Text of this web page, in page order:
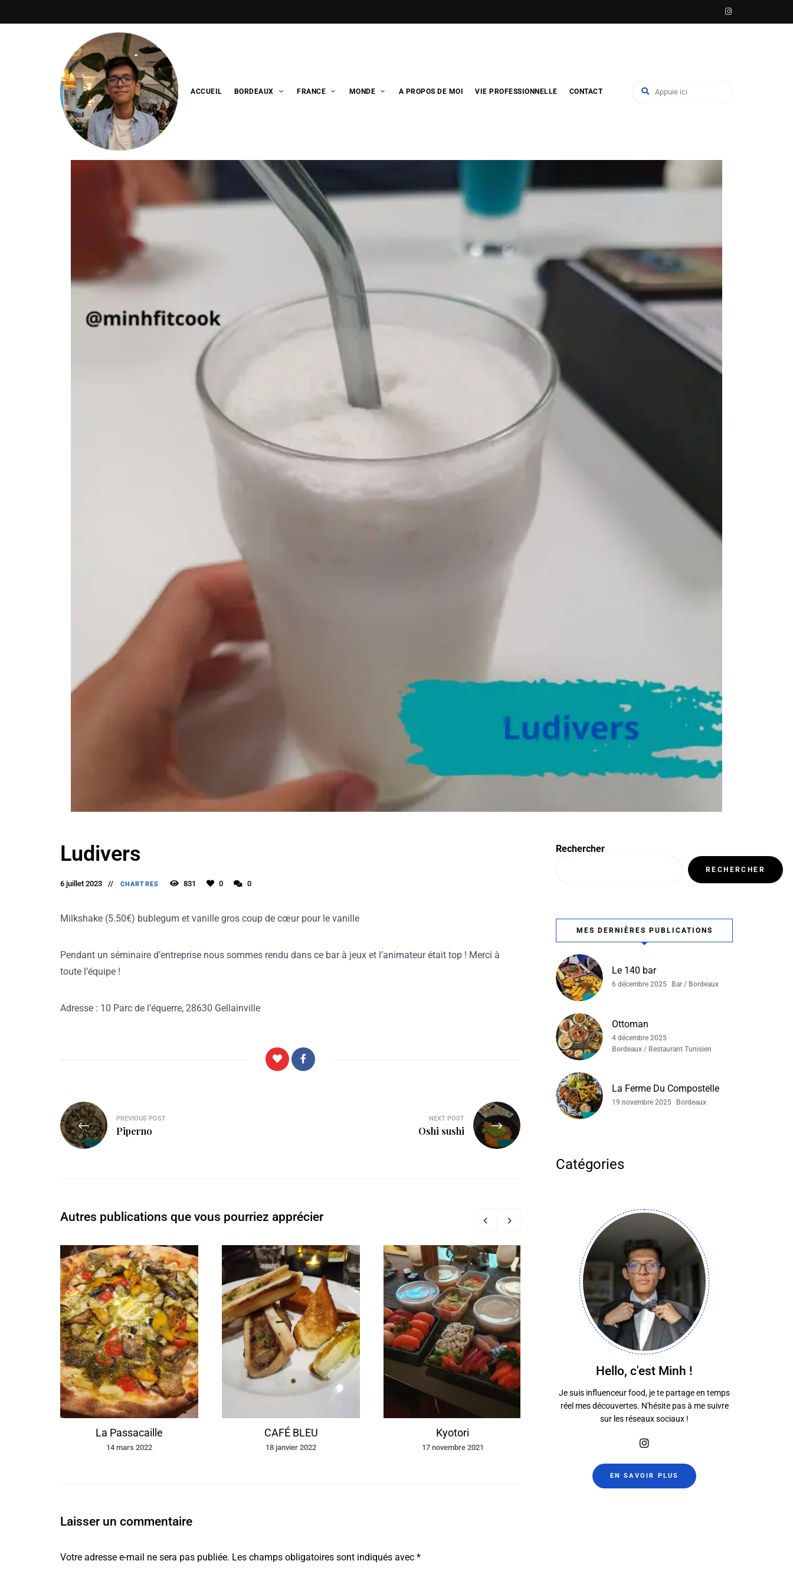
Blog de
minhfitcook
ACCUEIL BORDEAUX FRANCE MONDE A PROPOS DE MOI VIE PROFESSIONNELLE CONTACT
Ludivers
6 juillet 2023 CHARTRES 831 0 0
Milkshake (5.50€) bublegum et vanille gros coup de cœur pour le vanille
Pendant un séminaire d’entreprise nous sommes rendu dans ce bar à jeux et l’animateur était top ! Merci à
toute l’équipe !
Adresse : 10 Parc de l’équerre, 28630 Gellainville
PREVIOUS POST
Piperno
NEXT POST
Oshi sushi
Autres publications que vous pourriez apprécier
La Passacaille
14 mars 2022
CAFÉ BLEU
18 janvier 2022
Kyotori
17 novembre 2021
Laisser un commentaire
Votre adresse e-mail ne sera pas publiée. Les champs obligatoires sont indiqués avec *
Rechercher
RECHERCHER
MES DERNIÈRES PUBLICATIONS
Le 140 bar
6 décembre 2025 Bar / Bordeaux
Ottoman
4 décembre 2025
Bordeaux / Restaurant Tunisien
La Ferme Du Compostelle
19 novembre 2025 Bordeaux
Catégories
Hello, c'est Minh !
Je suis influenceur food, je te partage en temps
réel mes découvertes. N'hésite pas à me suivre
sur les réseaux sociaux !
EN SAVOIR PLUS